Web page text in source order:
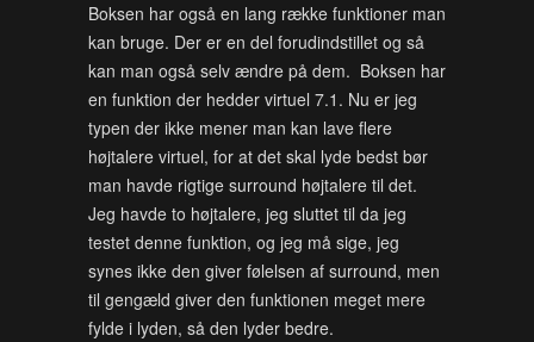
Boksen har også en lang række funktioner man
kan bruge. Der er en del forudindstillet og så
kan man også selv ændre på dem. Boksen har
en funktion der hedder virtuel 7.1. Nu er jeg
typen der ikke mener man kan lave flere
højtalere virtuel, for at det skal lyde bedst bør
man havde rigtige surround højtalere til det.
Jeg havde to højtalere, jeg sluttet til da jeg
testet denne funktion, og jeg må sige, jeg
synes ikke den giver følelsen af surround, men
til gengæld giver den funktionen meget mere
fylde i lyden, så den lyder bedre.